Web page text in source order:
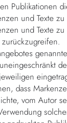
Publikationen
und Texte
und Texte
dass
vom Autor